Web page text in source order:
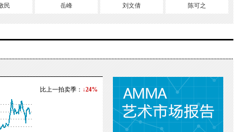
民 岳峰 刘文倩 陈可之
比上一拍卖季： ↓24%